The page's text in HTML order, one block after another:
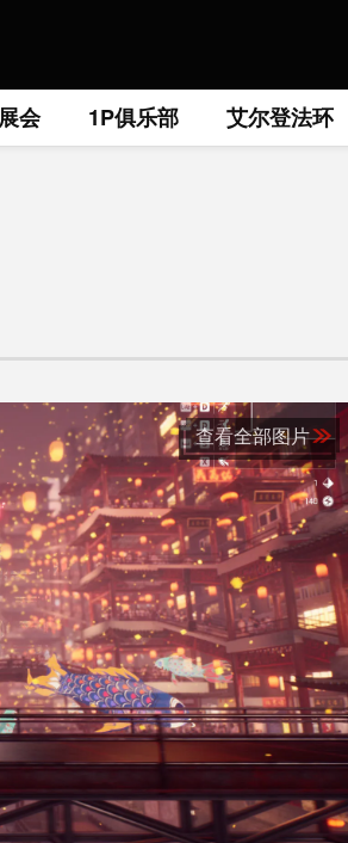
展会 1P俱乐部 艾尔登法环
查看全部图片